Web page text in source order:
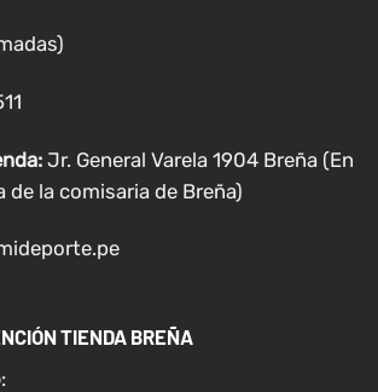
Jr. General Varela 1904 Breña (En
de la comisaria de Breña)
TIENDA BREÑA
: